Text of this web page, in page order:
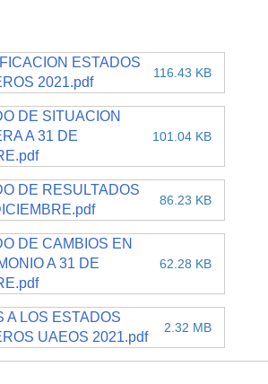
ESTADOS
2021.pdf
116.43 KB
DE SITUACION
A 31 DE
101.04 KB
DE RESULTADOS
86.23 KB
DE CAMBIOS EN
A 31 DE
62.28 KB
A LOS ESTADOS
UAEOS 2021.pdf
2.32 MB